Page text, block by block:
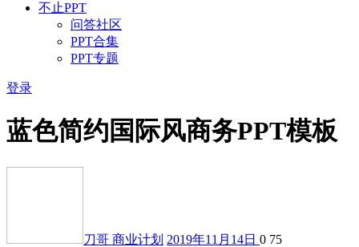
不止PPT
问答社区
PPT合集
PPT专题
登录
蓝色简约国际风商务PPT模板
刀哥 商业计划 2019年11月14日 0 75